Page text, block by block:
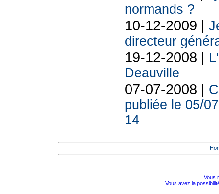
normands ?
10-12-2009 |
directeur
19-12-2008 |
Deauville
07-07-2008 |
publiée le 05/
14
Vous
Vous avez la